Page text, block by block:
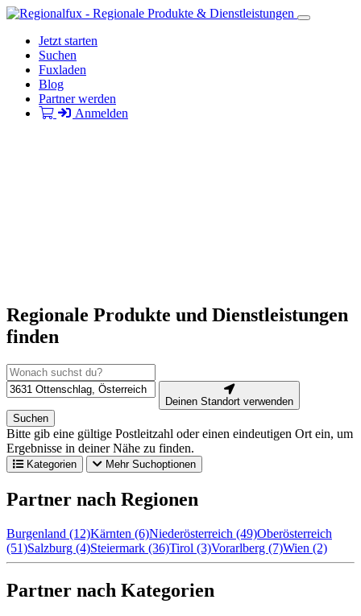
Jetzt starten
Suchen
Fuxladen
Blog
Partner werden
Anmelden
Regionale Produkte und Dienstleistungen
finden
Deinen Standort verwenden
Suchen
Bitte gib eine gültige Postleitzahl oder einen eindeutigen Ort ein, um
Ergebnisse in deiner Nähe zu finden.
Kategorien Mehr Suchoptionen
Partner nach Regionen
Burgenland (12)Kärnten (6)Niederösterreich (49)Oberösterreich
(51)Salzburg (4)Steiermark (36)Tirol (3)Vorarlberg (7)Wien (2)
Partner nach Kategorien